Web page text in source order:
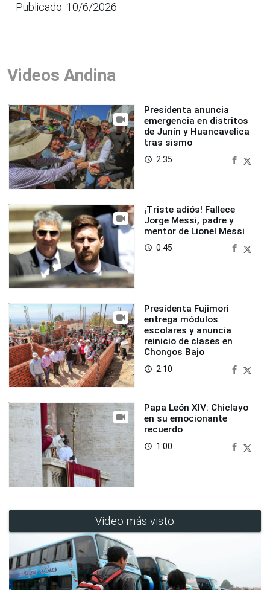
Publicado: 10/6/2026
Videos Andina
Presidenta anuncia
emergencia en distritos
de Junín y Huancavelica
tras sismo
access_time 2:35
¡Triste adiós! Fallece
Jorge Messi, padre y
mentor de Lionel Messi
access_time 0:45
Presidenta Fujimori
entrega módulos
escolares y anuncia
reinicio de clases en
Chongos Bajo
access_time 2:10
Papa León XIV: Chiclayo
en su emocionante
recuerdo
access_time 1:00
Video más visto